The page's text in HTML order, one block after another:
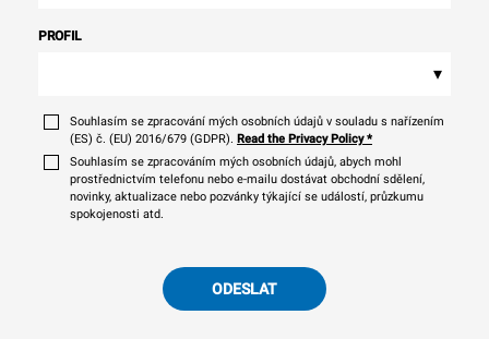
PROFIL
▾
Souhlasím se zpracování mých osobních údajů v souladu s nařízením
(ES) č. (EU) 2016/679 (GDPR). Read the Privacy Policy*
Souhlasím se zpracováním mých osobních údajů, abych mohl
prostřednictvím telefonu nebo e-mailu dostávat obchodní sdělení,
novinky, aktualizace nebo pozvánky týkající se událostí, průzkumu
spokojenosti atd.
ODESLAT